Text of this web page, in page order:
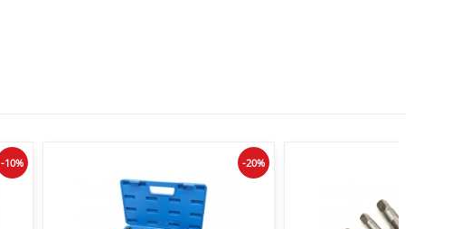
-10% -20%